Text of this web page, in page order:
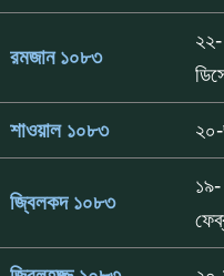
রমজান ১০৮৩
২২-
শাওয়াল ১০৮৩ ২০-
জ্বিলকদ ১০৮৩
১৯-